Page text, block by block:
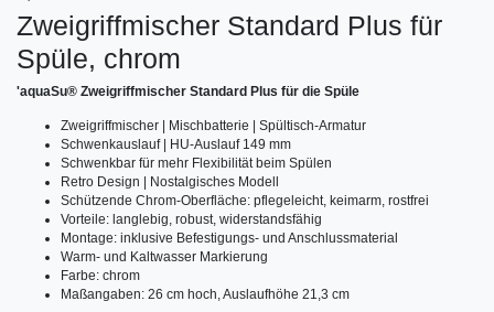
Zweigriffmischer Standard Plus für
Spüle, chrom
'aquaSu® Zweigriffmischer Standard Plus für die Spüle
Zweigriffmischer | Mischbatterie | Spültisch-Armatur
Schwenkauslauf | HU-Auslauf 149 mm
Schwenkbar für mehr Flexibilität beim Spülen
Retro Design | Nostalgisches Modell
Schützende Chrom-Oberfläche: pflegeleicht, keimarm, rostfrei
Vorteile: langlebig, robust, widerstandsfähig
Montage: inklusive Befestigungs- und Anschlussmaterial
Warm- und Kaltwasser Markierung
Farbe: chrom
Maßangaben: 26 cm hoch, Auslaufhöhe 21,3 cm